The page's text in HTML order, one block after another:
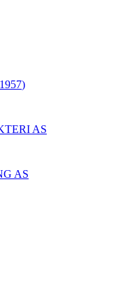
1957)
AS
AS